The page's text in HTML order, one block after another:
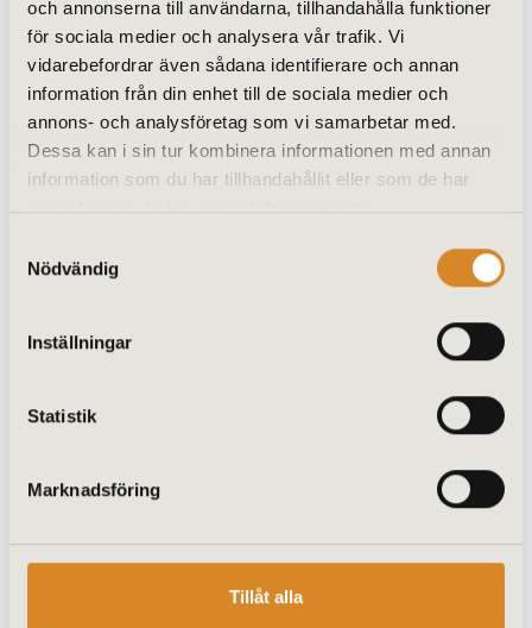
och annonserna till användarna, tillhandahålla funktioner
för sociala medier och analysera vår trafik. Vi
vidarebefordrar även sådana identifierare och annan
information från din enhet till de sociala medier och
annons- och analysföretag som vi samarbetar med.
Dessa kan i sin tur kombinera informationen med annan
information som du har tillhandahållit eller som de har
Nödvändig
Inställningar
Statistik
Marknadsföring
Tillåt alla
Läs mer
de mest krävande miljöer med
hänvisning till energieffektivitet,
funktionalitet och design.